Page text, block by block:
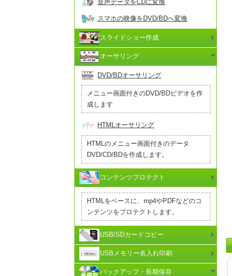
音声データをCDに変換
スマホの映像をDVD/BDへ変換
スライドショー作成
オーサリング
DVD/BDオーサリング
メニュー画面付きのDVD/BDビデオを作
成します
HTMLオーサリング
HTMLのメニュー画面付きのデータ
DVD/CD/BDを作成します。
コンテンツプロテクト
HTMLをベースに、mp4やPDFなどのコ
ンテンツをプロテクトします。
USB/SDカードコピー
USBメモリー名入れ印刷
バックアップ・長期保存